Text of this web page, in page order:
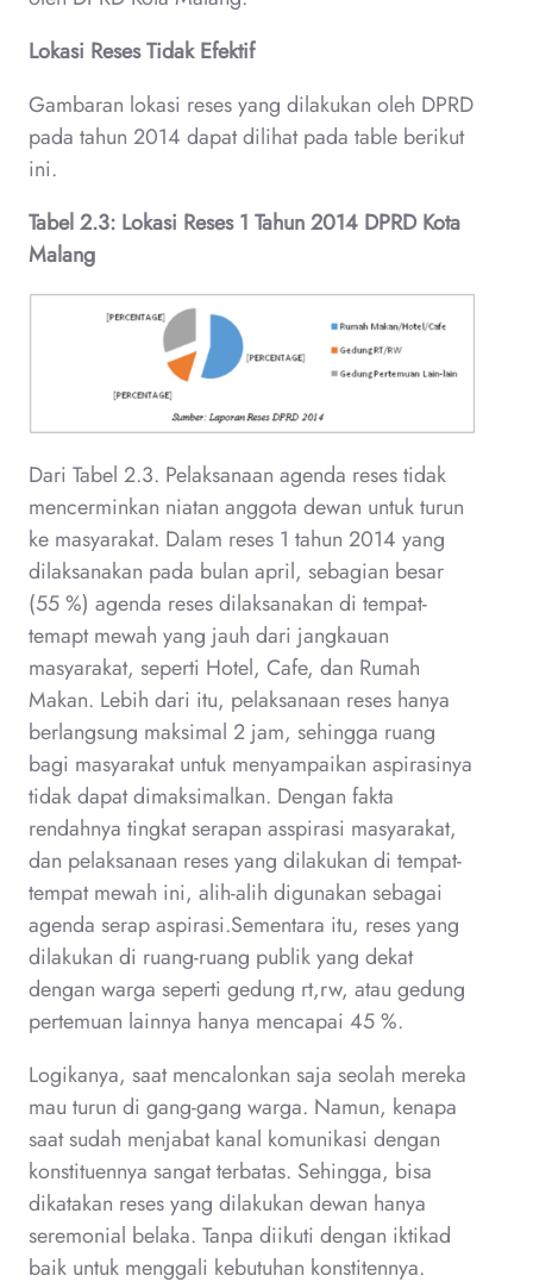
Lokasi Reses Tidak Efektif
Gambaran lokasi reses yang dilakukan oleh DPRD
pada tahun 2014 dapat dilihat pada table berikut
ini.
Tabel 2.3: Lokasi Reses 1 Tahun 2014 DPRD Kota
Malang
Dari Tabel 2.3. Pelaksanaan agenda reses tidak
mencerminkan niatan anggota dewan untuk turun
ke masyarakat. Dalam reses 1 tahun 2014 yang
dilaksanakan pada bulan april, sebagian besar
(55 %) agenda reses dilaksanakan di tempat-
temapt mewah yang jauh dari jangkauan
masyarakat, seperti Hotel, Cafe, dan Rumah
Makan. Lebih dari itu, pelaksanaan reses hanya
berlangsung maksimal 2 jam, sehingga ruang
bagi masyarakat untuk menyampaikan aspirasinya
tidak dapat dimaksimalkan. Dengan fakta
rendahnya tingkat serapan asspirasi masyarakat,
dan pelaksanaan reses yang dilakukan di tempat-
tempat mewah ini, alih-alih digunakan sebagai
agenda serap aspirasi.Sementara itu, reses yang
dilakukan di ruang-ruang publik yang dekat
dengan warga seperti gedung rt,rw, atau gedung
pertemuan lainnya hanya mencapai 45 %.
Logikanya, saat mencalonkan saja seolah mereka
mau turun di gang-gang warga. Namun, kenapa
saat sudah menjabat kanal komunikasi dengan
konstituennya sangat terbatas. Sehingga, bisa
dikatakan reses yang dilakukan dewan hanya
seremonial belaka. Tanpa diikuti dengan iktikad
baik untuk menggali kebutuhan konstitennya.